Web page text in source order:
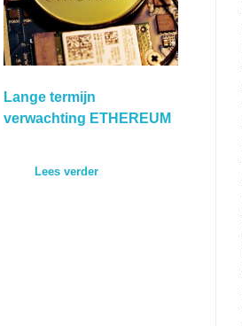
Lange termijn
verwachting ETHEREUM
Lees verder